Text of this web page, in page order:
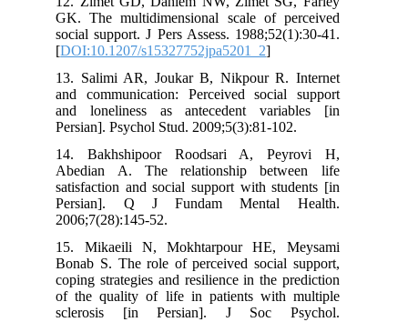
GK. The multidimensional scale of
social support. J Pers Assess.
[DOI:10.1207/s15327752jpa5201_2
13. Salimi AR, Joukar B, Nikpour R.
and communication: Perceived
and loneliness as antecedent
Persian]. Psychol Stud. 2009;5(3):81-
14. Bakhshipoor Roodsari A,
Abedian A. The relationship
satisfaction and social support with
Persian]. Q J Fundam Mental
15. Mikaeili N, Mokhtarpour HE,
Bonab S. The role of perceived social
coping strategies and resilience in the
of the quality of life in patients with
sclerosis [in Persian]. J Soc